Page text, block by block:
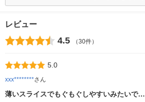
レビュー
4.5 （30件）
5.0
xxx********さん
薄いスライスでもぐもぐしやすいみたいで…